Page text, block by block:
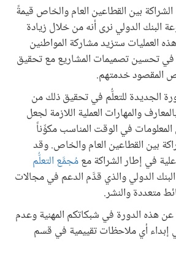
بين القطاعين العام والخاص قيمةً
البنك الدولي نرى أنه من خلال زيادة
العمليات ستزيد مشاركة المواطنين
تحسين تصميمات المشاريع مع تحقيق
المقصود خدمتهم.
الجديدة للتعلُّم في تحقيق ذلك من
والمهارات العملية اللازمة لجعل
في الوقت المناسب مكوِّناً
بين القطاعين العام والخاص. وقد
في إطار الشراكة معمُجمَّع التعلُّم
البنك الدولي والذي قدَّم الدعم في مجالات
متعددة والنشر.
عن هذه الدورة في شبكاتكم المهنية وعدم
إبداء أي ملاحظات تقييمية في قسم